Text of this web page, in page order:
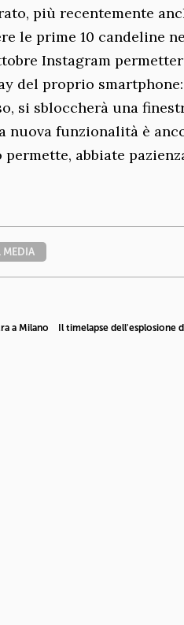
più recentemente
le prime 10 candeline
Instagram
del proprio
si sbloccherà una
nuova funzionalità è
abbiate
MEDIA
a Milano Il timelapse dell'esplosione